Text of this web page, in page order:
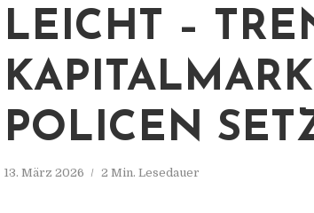
LEICHT –
POLICEN
13. März 2026 2 Min. Lesedauer